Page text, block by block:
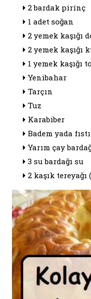
2 bardak pirinç
1 adet soğan
2 yemek kaşığı
2 yemek kaşığı
1 yemek kaşığı
Yenibahar
Tarçın
Tuz
Karabiber
Badem yada
Yarım çay
3 su bardağı su
2 kaşık